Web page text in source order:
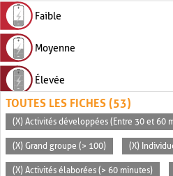
Faible
Moyenne
Élevée
TOUTES LES FICHES (53)
(X) Activités développées (Entre 30 et 60
(X) Grand groupe (> 100) (X)
(X) Activités élaborées (> 60 minutes)